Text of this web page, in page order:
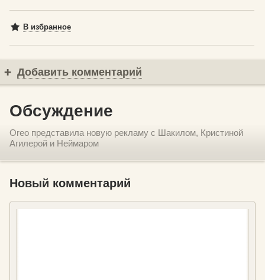
В избранное
Добавить комментарий
Обсуждение
Oreo представила новую рекламу с Шакилом, Кристиной
Агилерой и Неймаром
Новый комментарий